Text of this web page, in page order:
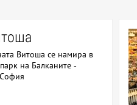
Витоша се намира в
на Балканите -